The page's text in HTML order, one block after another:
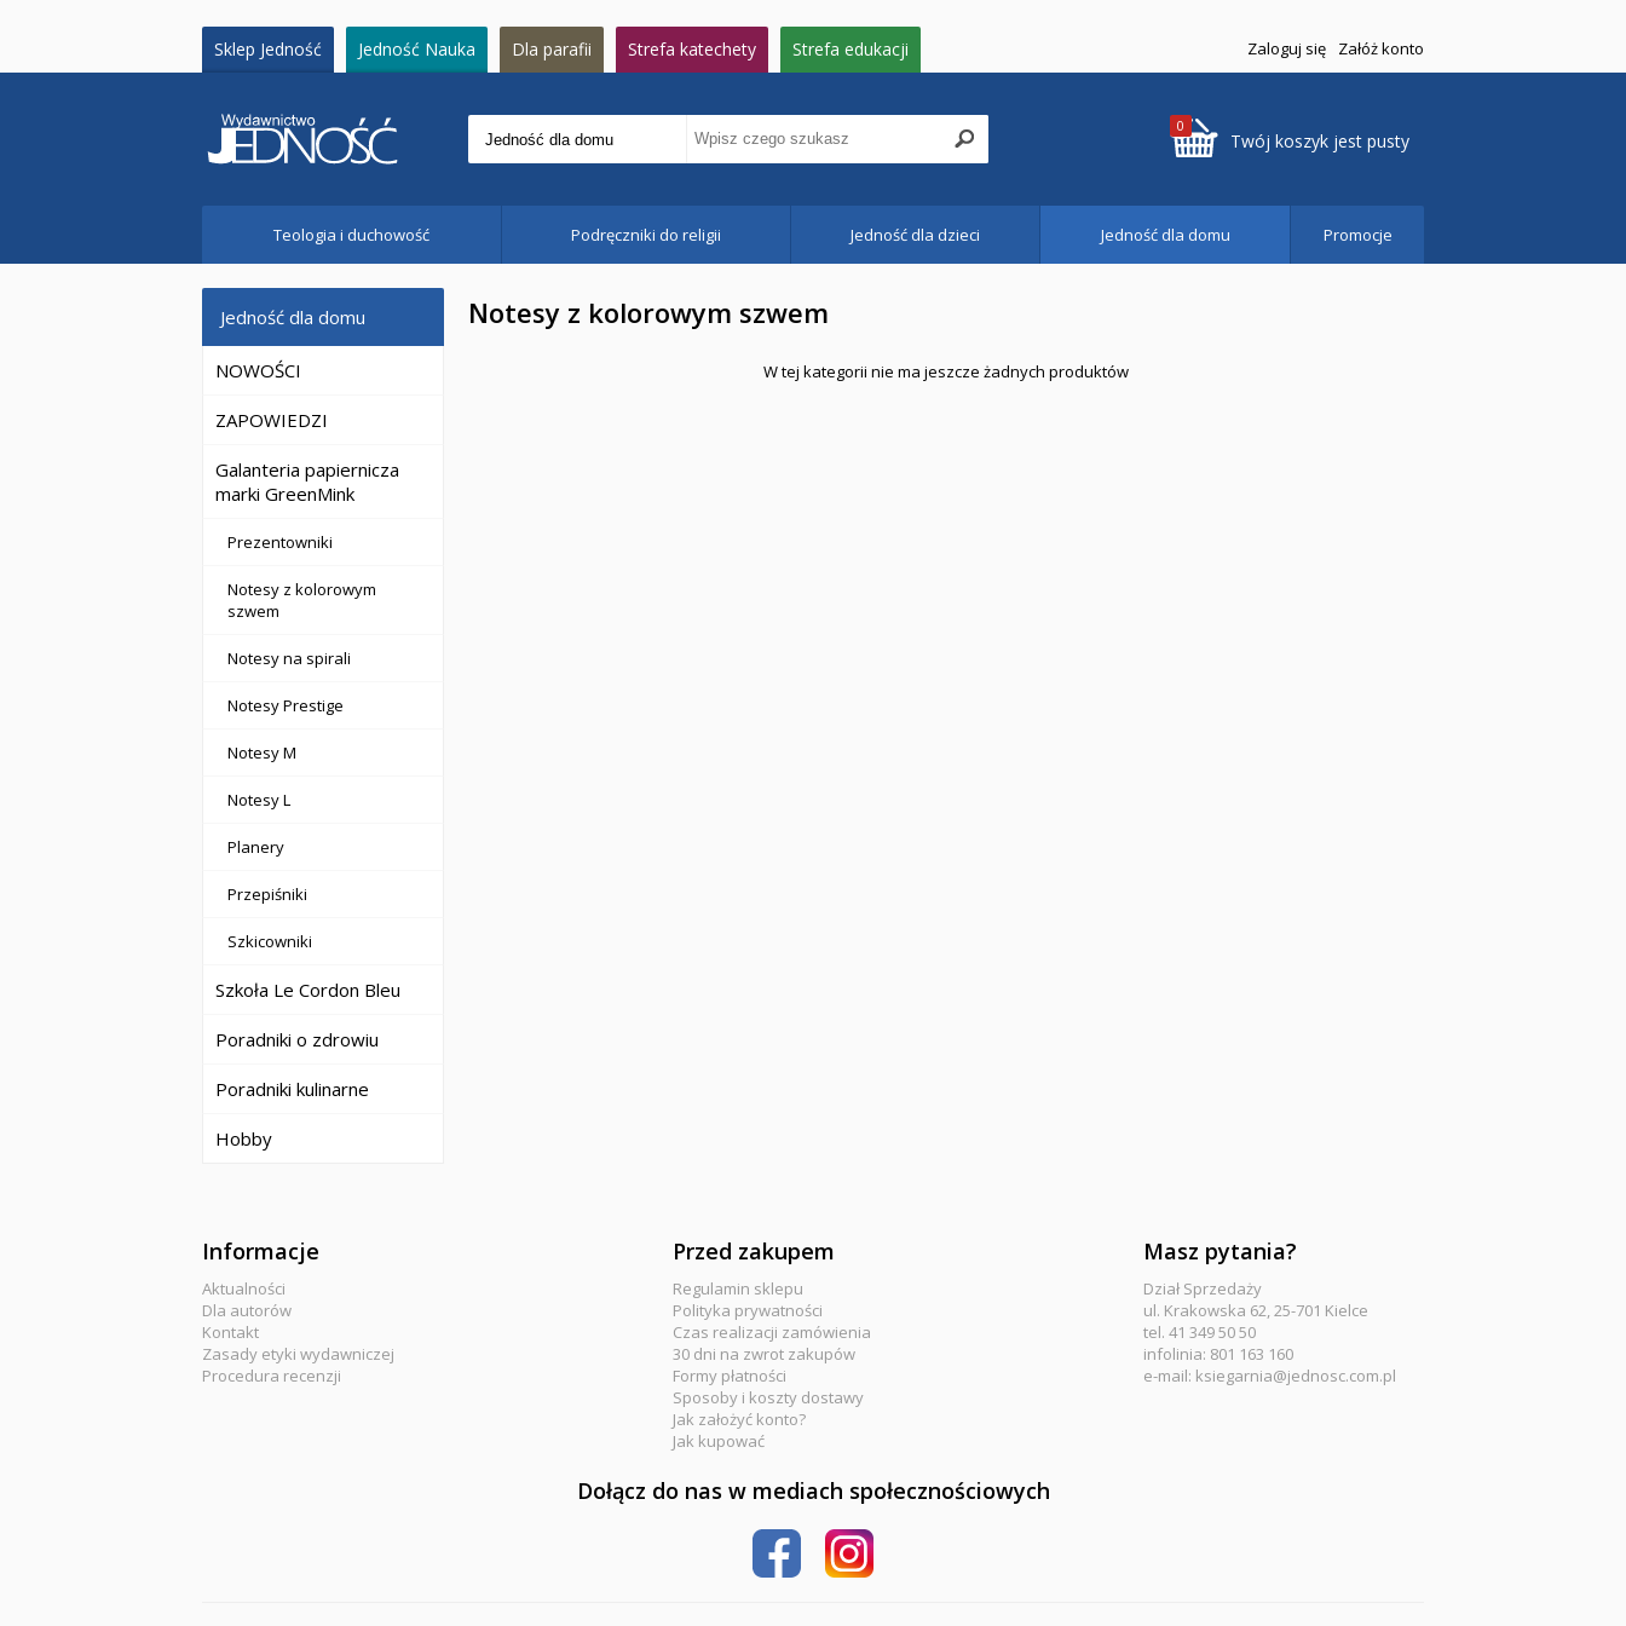
Sklep Jedność Jedność Nauka Dla parafii Strefa katechety Strefa edukacji Zaloguj się Załóż konto
0
Twój koszyk jest pusty
Teologia i duchowość Podręczniki do religii Jedność dla dzieci Jedność dla domu Promocje
Jedność dla domu
NOWOŚCI
ZAPOWIEDZI
Galanteria papiernicza
marki GreenMink
Prezentowniki
Notesy z kolorowym
szwem
Notesy na spirali
Notesy Prestige
Notesy M
Notesy L
Planery
Przepiśniki
Szkicowniki
Szkoła Le Cordon Bleu
Poradniki o zdrowiu
Poradniki kulinarne
Hobby
Notesy z kolorowym szwem
W tej kategorii nie ma jeszcze żadnych produktów
Informacje
Aktualności
Dla autorów
Kontakt
Zasady etyki wydawniczej
Procedura recenzji
Przed zakupem
Regulamin sklepu
Polityka prywatności
Czas realizacji zamówienia
30 dni na zwrot zakupów
Formy płatności
Sposoby i koszty dostawy
Jak założyć konto?
Jak kupować
Masz pytania?
Dział Sprzedaży
ul. Krakowska 62, 25-701 Kielce
tel. 41 349 50 50
infolinia: 801 163 160
e-mail: ksiegarnia@jednosc.com.pl
Dołącz do nas w mediach społecznościowych